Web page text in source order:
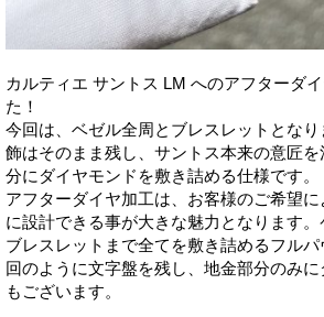
カルティエ サントス LM へのアフターダ
た！
今回は、ベゼル全周とブレスレットとな
飾はそのまま残し、サントス本来の意匠
分にダイヤモンドを敷き詰める仕様です。
アフターダイヤ加工は、お客様のご希望
に設計できる事が大きな魅力となります。
ブレスレットまで全てを敷き詰めるフル
回のように文字盤を残し、地金部分のみ
もございます。